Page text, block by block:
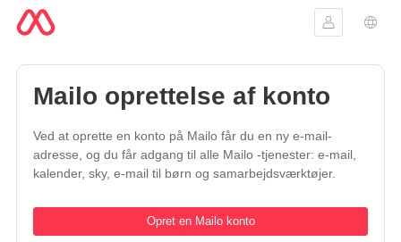
Log ind
Mailo oprettelse af konto
Ved at oprette en konto på Mailo får du en ny e-mail-
adresse, og du får adgang til alle Mailo -tjenester: e-mail,
kalender, sky, e-mail til børn og samarbejdsværktøjer.
Opret en Mailo konto